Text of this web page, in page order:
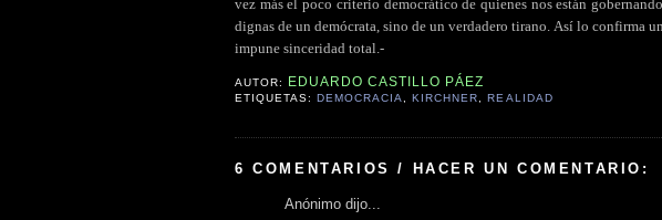
vez más el poco criterio democrático de quienes nos están
dignas de un demócrata, sino de un verdadero tirano. Así lo confirma
impune sinceridad total.-
AUTOR: EDUARDO CASTILLO PÁEZ
ETIQUETAS: DEMOCRACIA, KIRCHNER, REALIDAD
6 COMENTARIOS / HACER UN COMENTARIO:
Anónimo dijo...